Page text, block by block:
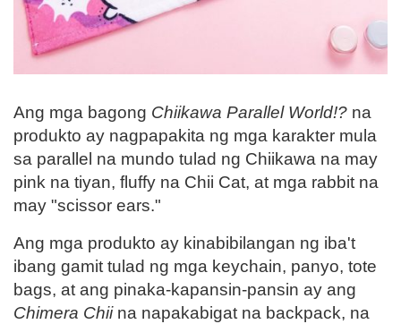
Ang mga bagong Chiikawa Parallel World!? na
produkto ay nagpapakita ng mga karakter mula
sa parallel na mundo tulad ng Chiikawa na may
pink na tiyan, fluffy na Chii Cat, at mga rabbit na
may "scissor ears."
Ang mga produkto ay kinabibilangan ng iba't
ibang gamit tulad ng mga keychain, panyo, tote
bags, at ang pinaka-kapansin-pansin ay ang
Chimera Chiina napakabigat na backpack, na